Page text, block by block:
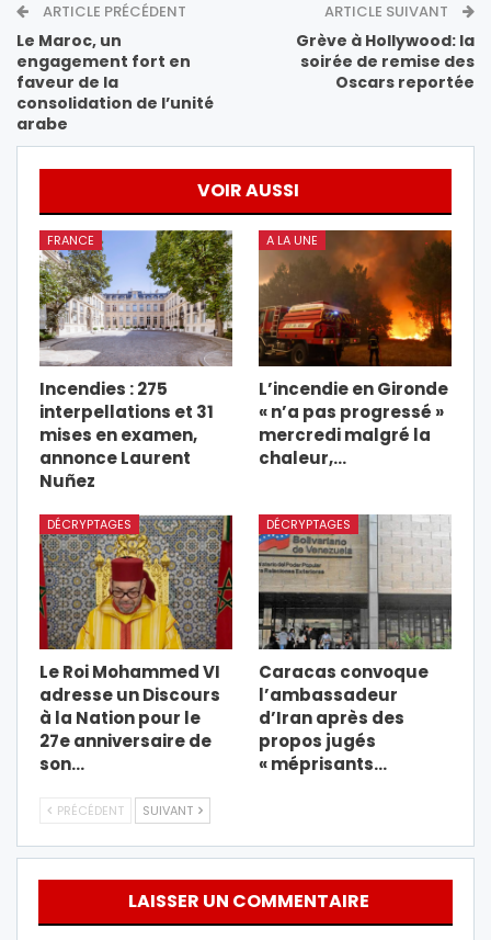
ARTICLE PRÉCÉDENT
Le Maroc, un
engagement fort en
faveur de la
consolidation de l’unité
arabe
ARTICLE SUIVANT
Grève à Hollywood: la
soirée de remise des
Oscars reportée
VOIR AUSSI
FRANCE
Incendies : 275
interpellations et 31
mises en examen,
annonce Laurent
Nuñez
A LA UNE
L’incendie en Gironde
« n’a pas progressé »
mercredi malgré la
chaleur,…
DÉCRYPTAGES
Le Roi Mohammed VI
adresse un Discours
à la Nation pour le
27e anniversaire de
son…
DÉCRYPTAGES
Caracas convoque
l’ambassadeur
d’Iran après des
propos jugés
« méprisants…
PRÉCÉDENT SUIVANT
LAISSER UN COMMENTAIRE